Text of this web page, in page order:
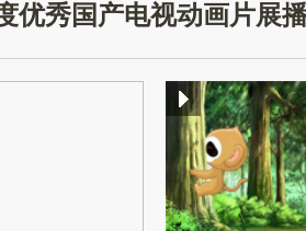
优秀国产电视动画片展